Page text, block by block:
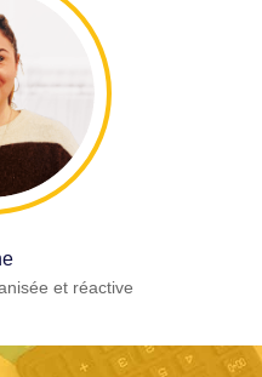
et réactive